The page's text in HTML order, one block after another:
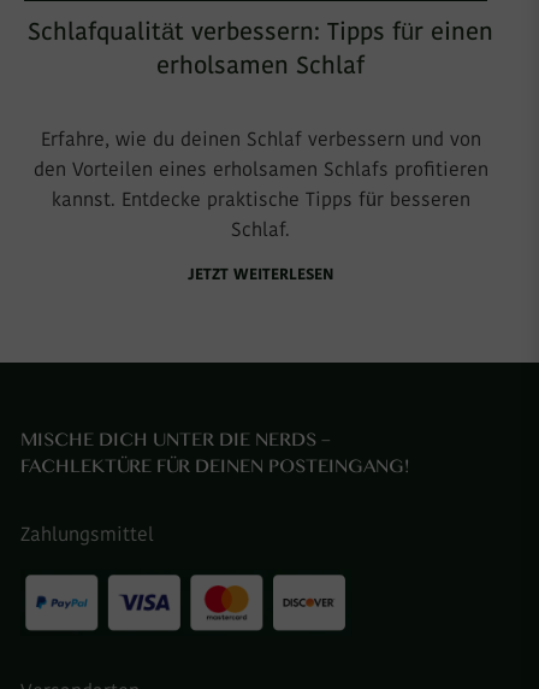
Schlafqualität verbessern: Tipps für einen
erholsamen Schlaf
Erfahre, wie du deinen Schlaf verbessern und von
den Vorteilen eines erholsamen Schlafs profitieren
kannst. Entdecke praktische Tipps für besseren
Schlaf.
JETZT WEITERLESEN
MISCHE DICH UNTER DIE NERDS –
FACHLEKTÜRE FÜR DEINEN POSTEINGANG!
Zahlungsmittel